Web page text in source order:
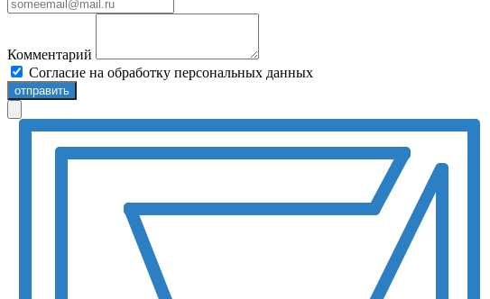
Комментарий
Согласие на обработку персональных данных
отправить